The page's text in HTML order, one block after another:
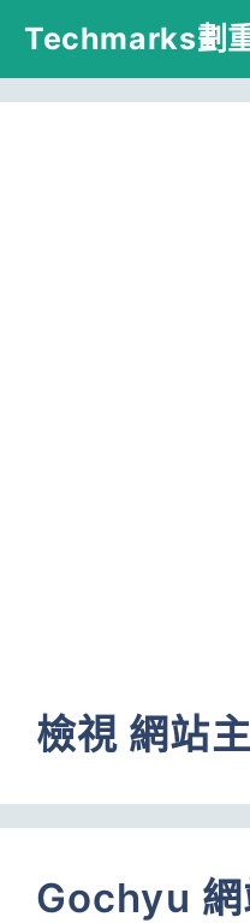
跳
主
Techmarks劃
檢視 網站
Gochyu 網